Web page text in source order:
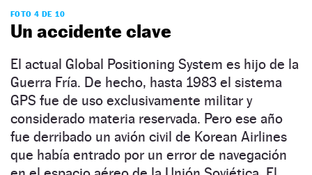
FOTO 4 DE 10
Un accidente clave
El actual Global Positioning System es hijo de la
Guerra Fría. De hecho, hasta 1983 el sistema
GPS fue de uso exclusivamente militar y
considerado materia reservada. Pero ese año
fue derribado un avión civil de Korean Airlines
que había entrado por un error de navegación